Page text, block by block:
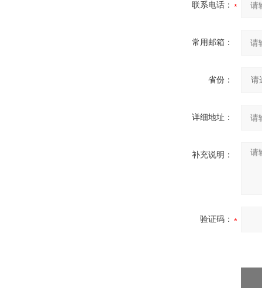
联系电话：
常用邮箱：
省份：
详细地址：
补充说明：
验证码：